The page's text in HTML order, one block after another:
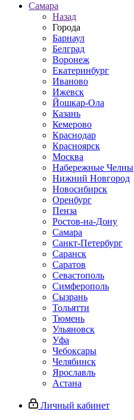
Самара
Назад
Города
Барнаул
Белград
Воронеж
Екатеринбург
Иваново
Ижевск
Йошкар-Ола
Казань
Кемерово
Краснодар
Красноярск
Москва
Набережные Челны
Нижний Новгород
Новосибирск
Оренбург
Пенза
Ростов-на-Дону
Самара
Санкт-Петербург
Саранск
Саратов
Севастополь
Симферополь
Сызрань
Тольятти
Тюмень
Ульяновск
Уфа
Чебоксары
Челябинск
Ярославль
Астана
Личный кабинет